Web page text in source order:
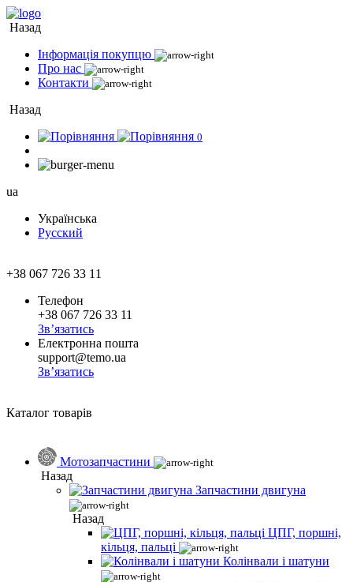
Назад
Інформація покупцю
Про нас
Контакти
Назад
0
ua
Українська
Русский
+38 067 726 33 11
Телефон
+38 067 726 33 11
Зв’язатись
Електронна пошта
support@temo.ua
Зв’язатись
Каталог товарів
Мотозапчастини
Назад
Запчастини двигуна
Назад
ЦПГ, поршні,
кільця, пальці
Колінвали і шатуни